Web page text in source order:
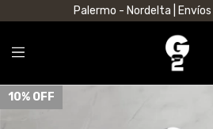
Palermo - Nordelta |
10% OFF